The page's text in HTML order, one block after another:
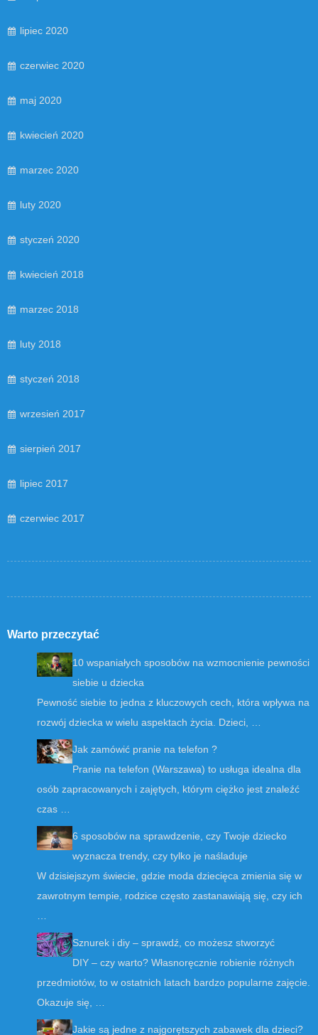
lipiec 2020
czerwiec 2020
maj 2020
kwiecień 2020
marzec 2020
luty 2020
styczeń 2020
kwiecień 2018
marzec 2018
luty 2018
styczeń 2018
wrzesień 2017
sierpień 2017
lipiec 2017
czerwiec 2017
Warto przeczytać
10 wspaniałych sposobów na wzmocnienie pewności
siebie u dziecka
Pewność siebie to jedna z kluczowych cech, która wpływa na
rozwój dziecka w wielu aspektach życia. Dzieci, …
Jak zamówić pranie na telefon ?
Pranie na telefon (Warszawa) to usługa idealna dla
osób zapracowanych i zajętych, którym ciężko jest znaleźć
czas …
6 sposobów na sprawdzenie, czy Twoje dziecko
wyznacza trendy, czy tylko je naśladuje
W dzisiejszym świecie, gdzie moda dziecięca zmienia się w
zawrotnym tempie, rodzice często zastanawiają się, czy ich
Sznurek i diy – sprawdź, co możesz stworzyć
DIY – czy warto? Własnoręcznie robienie różnych
przedmiotów, to w ostatnich latach bardzo popularne zajęcie.
Okazuje się, …
Jakie są jedne z najgorętszych zabawek dla dzieci?